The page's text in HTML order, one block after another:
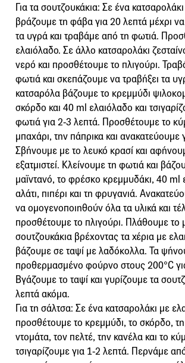
Για τα σουτζουκάκια: Σε ένα
βράζουμε τη φάβα για 20 λεπτά μέχρι
τα υγρά και τραβάμε από τη φωτιά.
ελαιόλαδο. Σε άλλο κατσαρολάκι
νερό και προσθέτουμε το πλιγούρι.
φωτιά και σκεπάζουμε να τραβήξει τα
κατσαρόλα βάζουμε το κρεμμύδι
σκόρδο και 40 ml ελαιόλαδο και
φωτιά για 2-3 λεπτά. Προσθέτουμε το
μπαχάρι, την πάπρικα και ανακατεύουμε
Σβήνουμε με το λευκό κρασί και
εξατμιστεί. Κλείνουμε τη φωτιά και
μαϊντανό, το φρέσκο κρεμμυδάκι, 40 ml
αλάτι, πιπέρι και τη φρυγανιά.
να ομογενοποιηθούν όλα τα υλικά και
προσθέτουμε το πλιγούρι. Πλάθουμε το
σουτζουκάκια βρέχοντας τα χέρια με
βάζουμε σε ταψί με λαδόκολλα. Τα
προθερμασμένο φούρνο στους 200°C
Βγάζουμε το ταψί και γυρίζουμε τα
λεπτά ακόμα.
Για τη σάλτσα: Σε ένα κατσαρολάκι με
προσθέτουμε το κρεμμύδι, το σκόρδο, τη
ντομάτα, τον πελτέ, την κανέλα και το
τσιγαρίζουμε για 1-2 λεπτά. Περνάμε